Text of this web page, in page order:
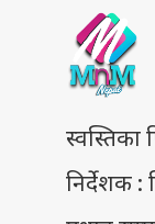
स्वस्तिका
निर्देशक :